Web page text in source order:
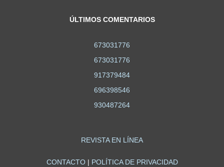
ÚLTIMOS COMENTARIOS
673031776
673031776
917379484
696398546
930487264
REVISTA EN LÍNEA
CONTACTO| POLÍTICA DE PRIVACIDAD